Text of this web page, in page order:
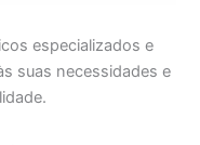
especializados e
suas necessidades e